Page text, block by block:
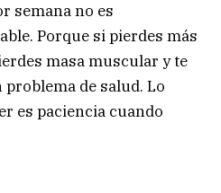
semana no es
Porque si pierdes más
masa muscular y te
de salud. Lo
es paciencia cuando